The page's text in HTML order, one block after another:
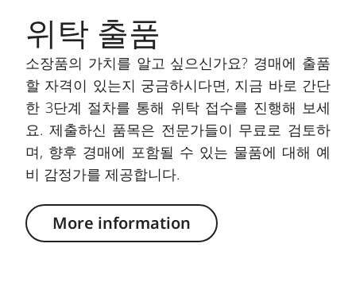
위탁 출품
소장품의 가치를 알고 싶으신가요? 경매에 출품
할 자격이 있는지 궁금하시다면, 지금 바로 간단
한 3단계 절차를 통해 위탁 접수를 진행해 보세
요. 제출하신 품목은 전문가들이 무료로 검토하
며, 향후 경매에 포함될 수 있는 물품에 대해 예
비 감정가를 제공합니다.
More information